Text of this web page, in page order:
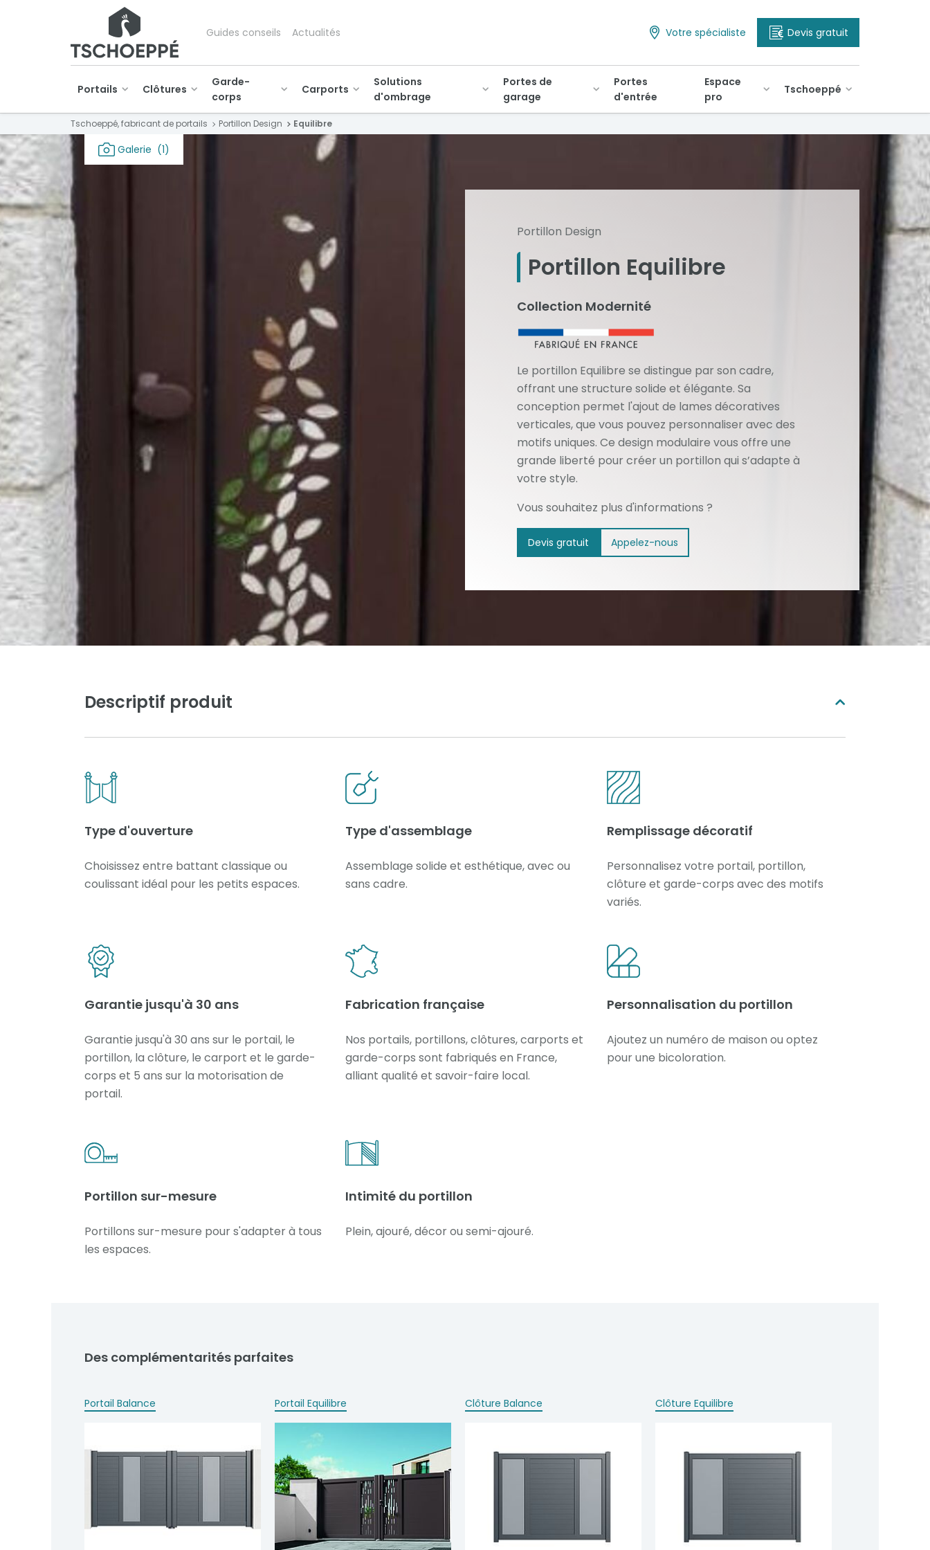
Guides conseils Actualités Votre spécialiste Devis gratuit
Portails Clôtures
Garde-
corps
Carports
Solutions
d'ombrage
Portes de
garage
Portes
d'entrée
Espace
pro
Tschoeppé
Tschoeppé, fabricant de portails Portillon Design Equilibre
Galerie (1)
Portillon Design
Portillon Equilibre
Collection Modernité
Le portillon Equilibre se distingue par son cadre,
offrant une structure solide et élégante. Sa
conception permet l'ajout de lames décoratives
verticales, que vous pouvez personnaliser avec des
motifs uniques. Ce design modulaire vous offre une
grande liberté pour créer un portillon qui s’adapte à
votre style.
Vous souhaitez plus d'informations ?
Devis gratuit Appelez-nous
Descriptif produit
Type d'ouverture
Choisissez entre battant classique ou
coulissant idéal pour les petits espaces.
Type d'assemblage
Assemblage solide et esthétique, avec ou
sans cadre.
Remplissage décoratif
Personnalisez votre portail, portillon,
clôture et garde-corps avec des motifs
variés.
Garantie jusqu'à 30 ans
Garantie jusqu'à 30 ans sur le portail, le
portillon, la clôture, le carport et le garde-
corps et 5 ans sur la motorisation de
portail.
Fabrication française
Nos portails, portillons, clôtures, carports et
garde-corps sont fabriqués en France,
alliant qualité et savoir-faire local.
Personnalisation du portillon
Ajoutez un numéro de maison ou optez
pour une bicoloration.
Portillon sur-mesure
Portillons sur-mesure pour s'adapter à tous
les espaces.
Intimité du portillon
Plein, ajouré, décor ou semi-ajouré.
Des complémentarités parfaites
Portail Balance Portail Equilibre Clôture Balance Clôture Equilibre